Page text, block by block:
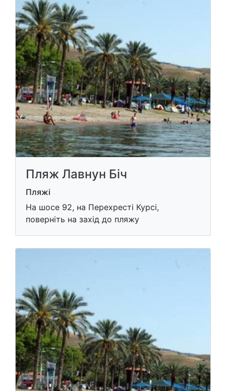
Пляж Лавнун Біч
Пляжі
На шосе 92, на Перехресті Курсі,
поверніть на захід до пляжу